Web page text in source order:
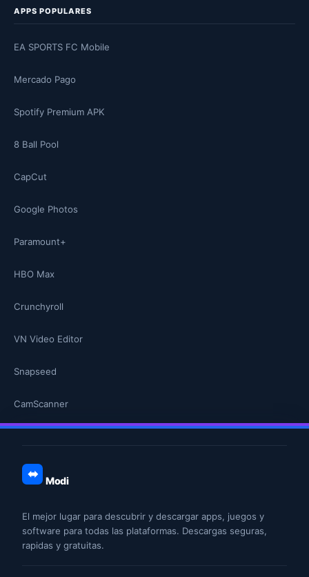
APPS POPULARES
EA SPORTS FC Mobile
Mercado Pago
Spotify Premium APK
8 Ball Pool
CapCut
Google Photos
Paramount+
HBO Max
Crunchyroll
VN Video Editor
Snapseed
CamScanner
Modi
El mejor lugar para descubrir y descargar apps, juegos y
software para todas las plataformas. Descargas seguras,
rapidas y gratuitas.